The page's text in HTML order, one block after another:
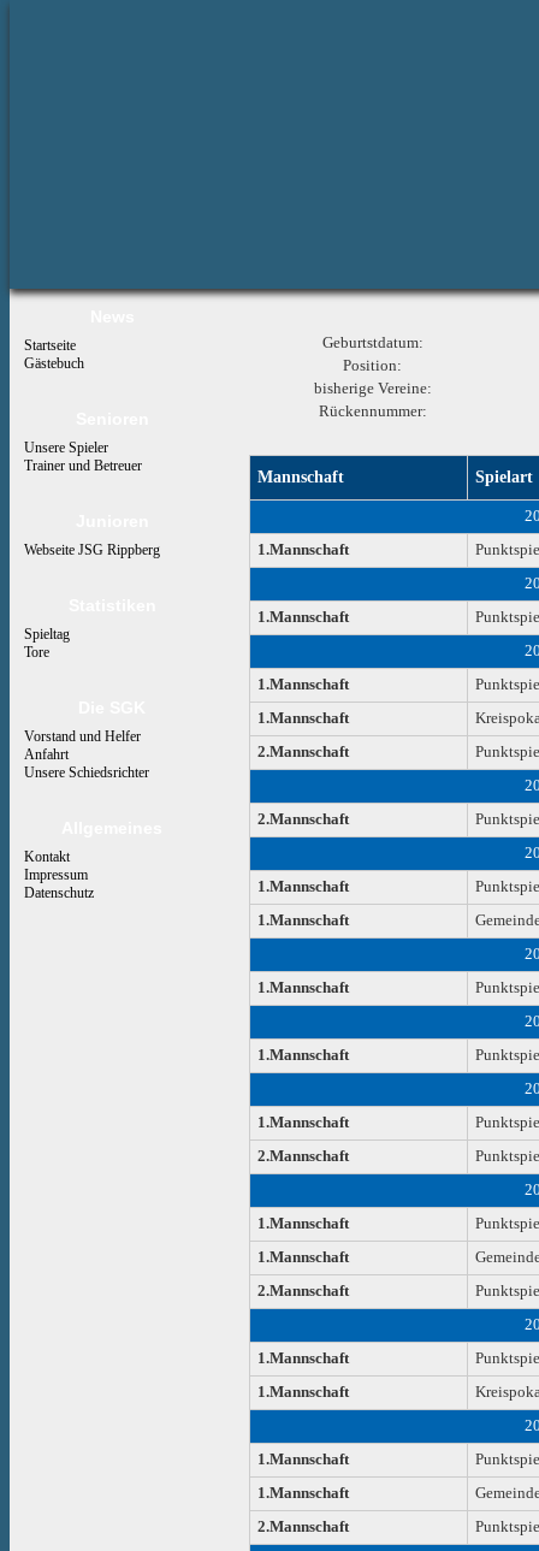
Startseite
Gästebuch
Unsere Spieler
Trainer und Betreuer
Webseite JSG Rippberg
Spieltag
Tore
Vorstand und Helfer
Anfahrt
Unsere Schiedsrichter
Kontakt
Impressum
Datenschutz
Geburtstdatum:
Position:
bisherige Vereine:
Rückennummer:
Mannschaft Spielart
1.Mannschaft
1.Mannschaft
1.Mannschaft
1.Mannschaft
2.Mannschaft
2.Mannschaft
1.Mannschaft
1.Mannschaft
1.Mannschaft
1.Mannschaft
1.Mannschaft
2.Mannschaft
1.Mannschaft
1.Mannschaft
2.Mannschaft
1.Mannschaft
1.Mannschaft
1.Mannschaft
1.Mannschaft
2.Mannschaft